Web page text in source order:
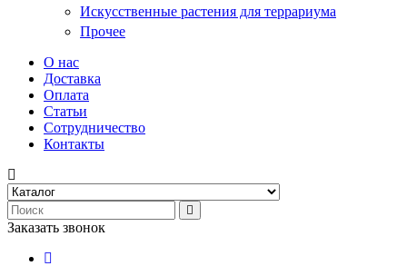
Искусственные растения для террариума
Прочее
О нас
Доставка
Оплата
Статьи
Сотрудничество
Контакты
Заказать звонок